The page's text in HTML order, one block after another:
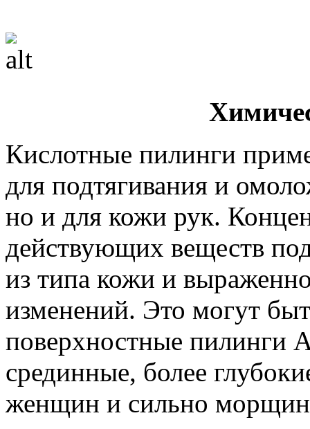
Кислотные пилинги
для подтягивания и
но и для кожи рук.
действующих веществ
из типа кожи и
изменений. Это могут
поверхностные пилинги
срединные, более
женщин и сильно